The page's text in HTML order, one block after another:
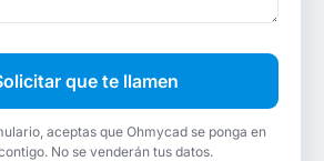
que te llamen
aceptas que Ohmycad se ponga en
No se venderán tus datos.